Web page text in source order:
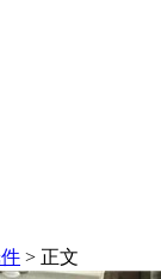
> 正文